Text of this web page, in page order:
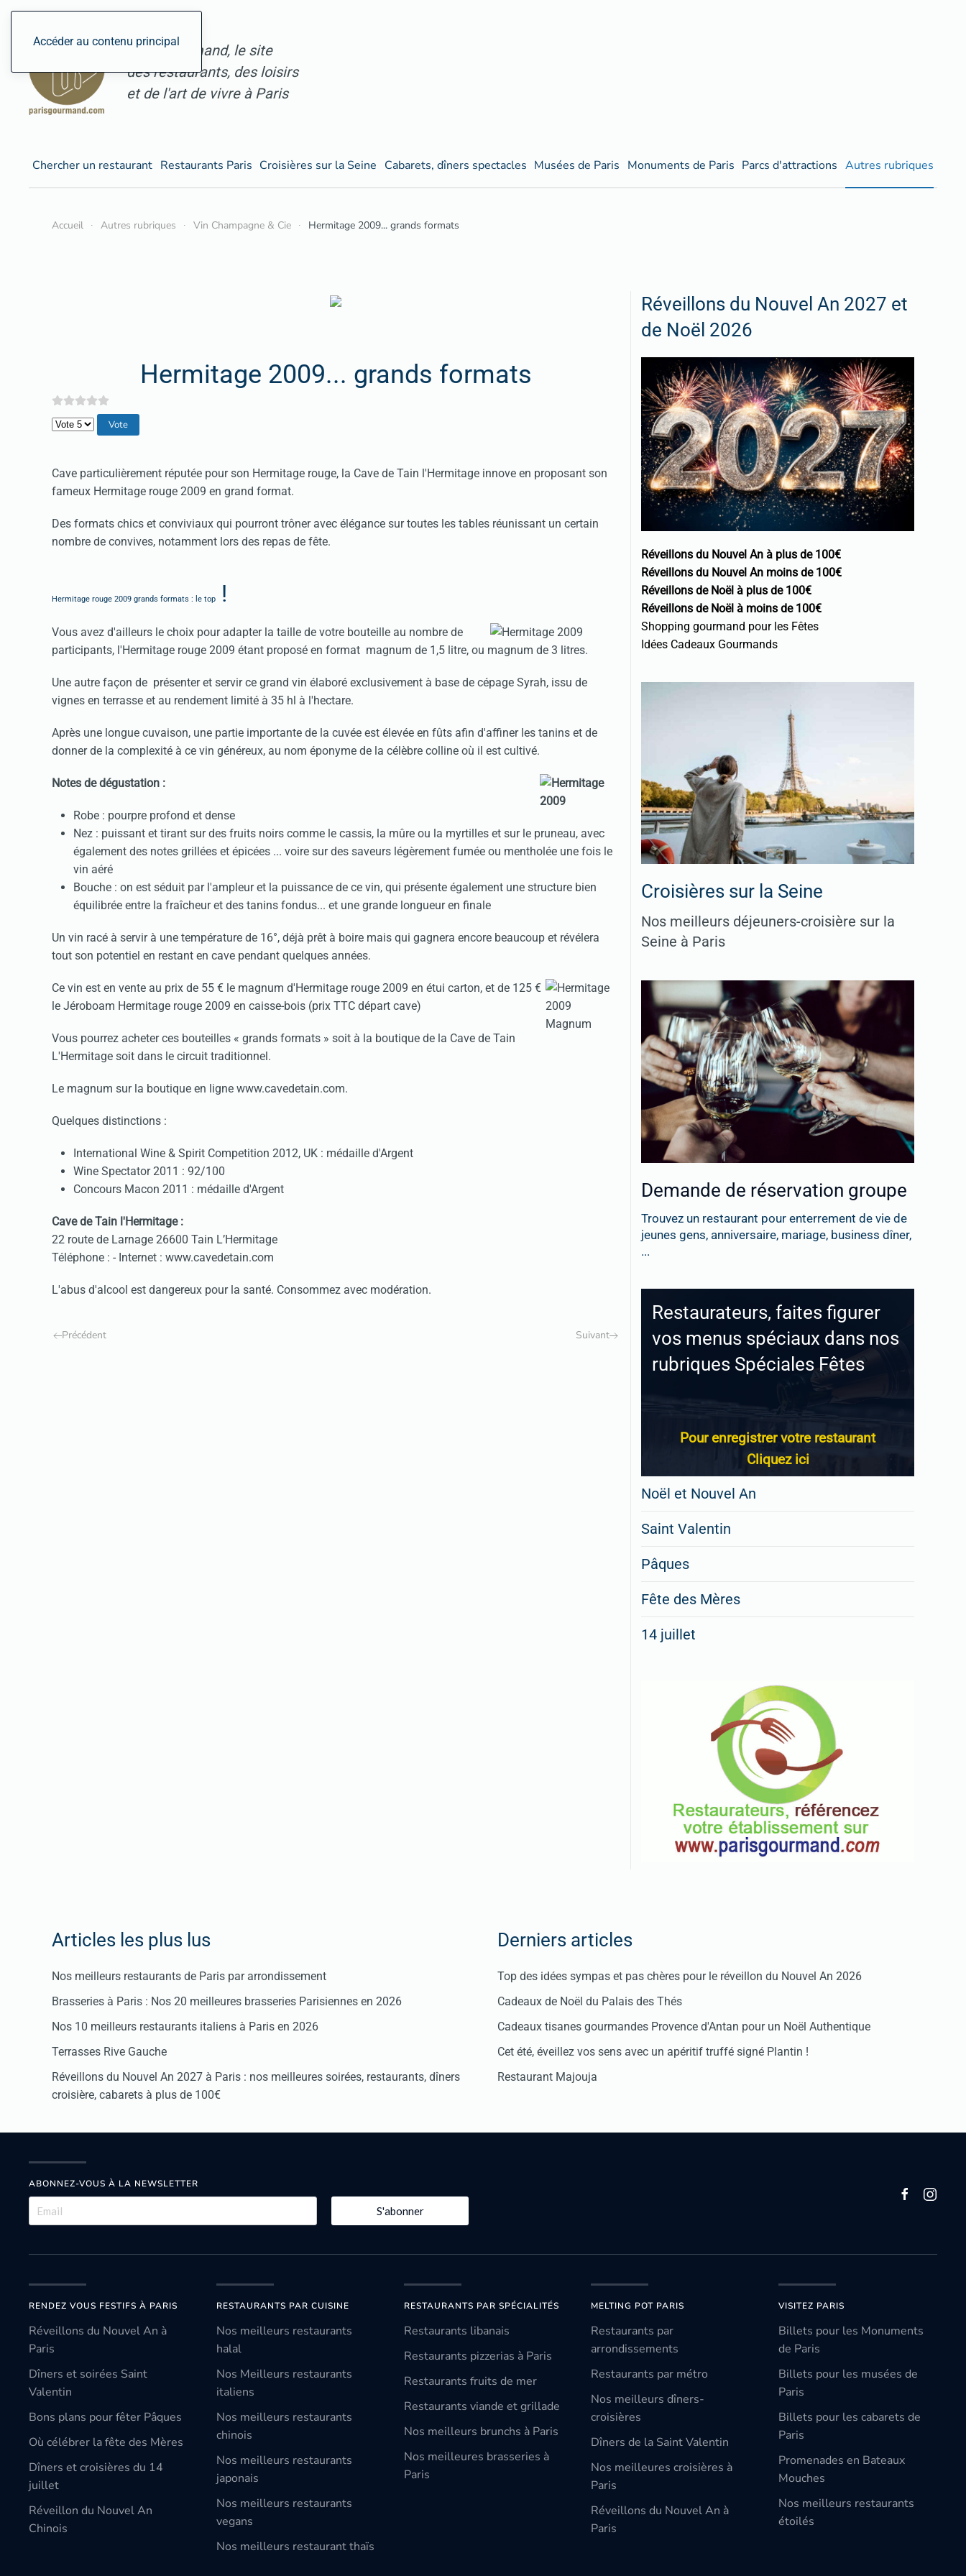
Accéder au contenu principal
ParisGourmand, le site
des restaurants, des loisirs
et de l'art de vivre à Paris
Chercher un restaurant Restaurants Paris Croisières sur la Seine Cabarets, dîners spectacles Musées de Paris Monuments de Paris Parcs d'attractions Autres rubriques
Accueil Autres rubriques Vin Champagne & Cie Hermitage 2009... grands formats
Hermitage 2009... grands formats
Veuillez voter
Cave particulièrement réputée pour son Hermitage rouge, la Cave de Tain l'Hermitage innove en proposant son
fameux Hermitage rouge 2009 en grand format.
Des formats chics et conviviaux qui pourront trôner avec élégance sur toutes les tables réunissant un certain
nombre de convives, notamment lors des repas de fête.
Hermitage rouge 2009 grands formats : le top !
Vous avez d'ailleurs le choix pour adapter la taille de votre bouteille au nombre de
participants, l'Hermitage rouge 2009 étant proposé en format magnum de 1,5 litre, ou magnum de 3 litres.
Une autre façon de présenter et servir ce grand vin élaboré exclusivement à base de cépage Syrah, issu de
vignes en terrasse et au rendement limité à 35 hl à l'hectare.
Après une longue cuvaison, une partie importante de la cuvée est élevée en fûts afin d'affiner les tanins et de
donner de la complexité à ce vin généreux, au nom éponyme de la célèbre colline où il est cultivé.
Notes de dégustation :
Robe : pourpre profond et dense
Nez : puissant et tirant sur des fruits noirs comme le cassis, la mûre ou la myrtilles et sur le pruneau, avec
également des notes grillées et épicées ... voire sur des saveurs légèrement fumée ou mentholée une fois le
vin aéré
Bouche : on est séduit par l'ampleur et la puissance de ce vin, qui présente également une structure bien
équilibrée entre la fraîcheur et des tanins fondus... et une grande longueur en finale
Un vin racé à servir à une température de 16°, déjà prêt à boire mais qui gagnera encore beaucoup et révélera
tout son potentiel en restant en cave pendant quelques années.
Ce vin est en vente au prix de 55 € le magnum d'Hermitage rouge 2009 en étui carton, et de 125 €
le Jéroboam Hermitage rouge 2009 en caisse-bois (prix TTC départ cave)
Vous pourrez acheter ces bouteilles « grands formats » soit à la boutique de la Cave de Tain
L'Hermitage soit dans le circuit traditionnel.
Le magnum sur la boutique en ligne www.cavedetain.com.
Quelques distinctions :
International Wine & Spirit Competition 2012, UK : médaille d'Argent
Wine Spectator 2011 : 92/100
Concours Macon 2011 : médaille d'Argent
Cave de Tain l'Hermitage :
22 route de Larnage 26600 Tain L’Hermitage
Téléphone : - Internet : www.cavedetain.com
L'abus d'alcool est dangereux pour la santé. Consommez avec modération.
Précédent Suivant
Réveillons du Nouvel An 2027 et
de Noël 2026
Réveillons du Nouvel An à plus de 100€
Réveillons du Nouvel An moins de 100€
Réveillons de Noël à plus de 100€
Réveillons de Noël à moins de 100€
Shopping gourmand pour les Fêtes
Idées Cadeaux Gourmands
Croisières sur la Seine
Nos meilleurs déjeuners-croisière sur la
Seine à Paris
Demande de réservation groupe
Trouvez un restaurant pour enterrement de vie de
jeunes gens, anniversaire, mariage, business dîner,
...
Restaurateurs, faites figurer
vos menus spéciaux dans nos
rubriques Spéciales Fêtes
Pour enregistrer votre restaurant
Cliquez ici
Noël et Nouvel An
Saint Valentin
Pâques
Fête des Mères
14 juillet
Articles les plus lus
Nos meilleurs restaurants de Paris par arrondissement
Brasseries à Paris : Nos 20 meilleures brasseries Parisiennes en 2026
Nos 10 meilleurs restaurants italiens à Paris en 2026
Terrasses Rive Gauche
Réveillons du Nouvel An 2027 à Paris : nos meilleures soirées, restaurants, dîners
croisière, cabarets à plus de 100€
Derniers articles
Top des idées sympas et pas chères pour le réveillon du Nouvel An 2026
Cadeaux de Noël du Palais des Thés
Cadeaux tisanes gourmandes Provence d'Antan pour un Noël Authentique
Cet été, éveillez vos sens avec un apéritif truffé signé Plantin !
Restaurant Majouja
ABONNEZ-VOUS À LA NEWSLETTER
S'abonner
RENDEZ VOUS FESTIFS À PARIS
Réveillons du Nouvel An à
Paris
Dîners et soirées Saint
Valentin
Bons plans pour fêter Pâques
Où célébrer la fête des Mères
Dîners et croisières du 14
juillet
Réveillon du Nouvel An
Chinois
RESTAURANTS PAR CUISINE
Nos meilleurs restaurants
halal
Nos Meilleurs restaurants
italiens
Nos meilleurs restaurants
chinois
Nos meilleurs restaurants
japonais
Nos meilleurs restaurants
vegans
Nos meilleurs restaurant thaïs
RESTAURANTS PAR SPÉCIALITÉS
Restaurants libanais
Restaurants pizzerias à Paris
Restaurants fruits de mer
Restaurants viande et grillade
Nos meilleurs brunchs à Paris
Nos meilleures brasseries à
Paris
MELTING POT PARIS
Restaurants par
arrondissements
Restaurants par métro
Nos meilleurs dîners-
croisières
Dîners de la Saint Valentin
Nos meilleures croisières à
Paris
Réveillons du Nouvel An à
Paris
VISITEZ PARIS
Billets pour les Monuments
de Paris
Billets pour les musées de
Paris
Billets pour les cabarets de
Paris
Promenades en Bateaux
Mouches
Nos meilleurs restaurants
étoilés